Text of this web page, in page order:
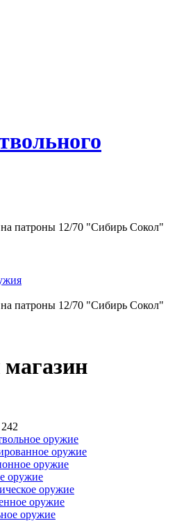
на патроны 12/70 "Сибирь Сокол"
на патроны 12/70 "Сибирь Сокол"
242
оружие
оружие
оружие
оружие
оружие
оружие
оружие